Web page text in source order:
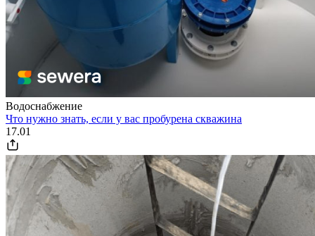
Водоснабжение
Что нужно знать, если у вас пробурена скважина
17.01